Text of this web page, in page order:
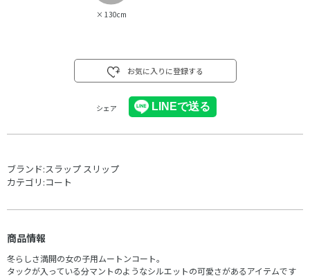
× 130cm
お気に入りに登録する
シェア
ブランド:スラップ スリップ
カテゴリ:コート
商品情報
冬らしさ満開の女の子用ムートンコート。
タックが入っている分マントのようなシルエットの可愛さがあるアイテムです